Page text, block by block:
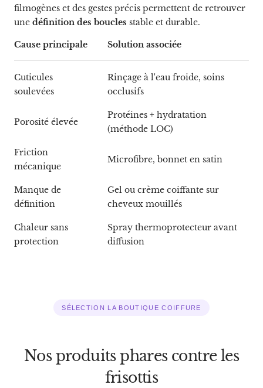
filmogènes et des gestes précis permettent de retrouver
une définition des boucles stable et durable.
Cause principale Solution associée
Cuticules
soulevées
Rinçage à l'eau froide, soins
occlusifs
Porosité élevée
Protéines + hydratation
(méthode LOC)
Friction
mécanique
Microfibre, bonnet en satin
Manque de
définition
Gel ou crème coiffante sur
cheveux mouillés
Chaleur sans
protection
Spray thermoprotecteur avant
diffusion
SÉLECTION LA BOUTIQUE COIFFURE
Nos produits phares contre les
frisottis